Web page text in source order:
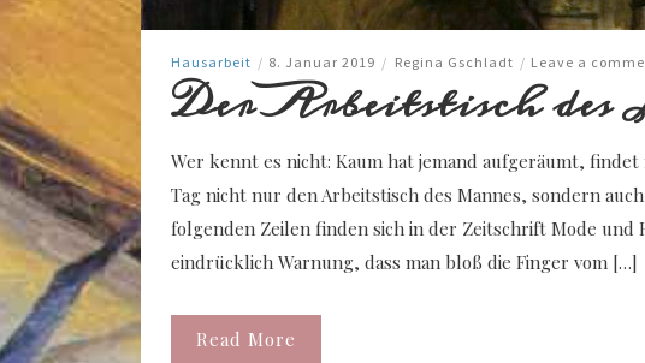
Hausarbeit / 8. Januar 2019 / Regina Gschladt / Leave a
Der Arbeitstisch des
Wer kennt es nicht: Kaum hat jemand aufgeräumt,
Tag nicht nur den Arbeitstisch des Mannes, sondern
folgenden Zeilen finden sich in der Zeitschrift Mode und
eindrücklich Warnung, dass man bloß die Finger vom […]
Read More